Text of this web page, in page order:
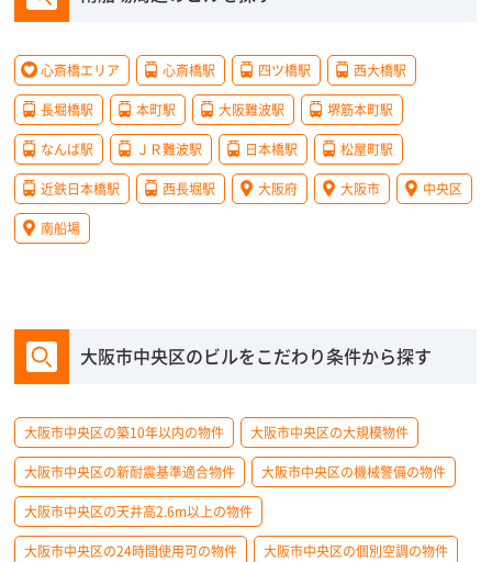
心斎橋エリア 心斎橋駅 四ツ橋駅 西大橋駅
長堀橋駅 本町駅 大阪難波駅 堺筋本町駅
なんば駅 ＪＲ難波駅 日本橋駅 松屋町駅
近鉄日本橋駅 西長堀駅 大阪府 大阪市 中央区
南船場
大阪市中央区のビルをこだわり条件から探す
大阪市中央区の築10年以内の物件 大阪市中央区の大規模物件
大阪市中央区の新耐震基準適合物件 大阪市中央区の機械警備の物件
大阪市中央区の天井高2.6m以上の物件
大阪市中央区の24時間使用可の物件 大阪市中央区の個別空調の物件